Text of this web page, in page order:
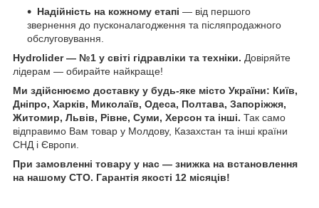
Надійність на кожному етапі — від першого
звернення до пусконалагодження та післяпродажного
обслуговування.
Hydrolider — №1 у світі гідравліки та техніки. Довіряйте
лідерам — обирайте найкраще!
Ми здійснюємо доставку у будь-яке місто України: Київ,
Дніпро, Харків, Миколаїв, Одеса, Полтава, Запоріжжя,
Житомир, Львів, Рівне, Суми, Херсон та інші. Так само
відправимо Вам товар у Молдову, Казахстан та інші країни
СНД і Європи.
При замовленні товару у нас ― знижка на встановлення
на нашому СТО. Гарантія якості 12 місяців!